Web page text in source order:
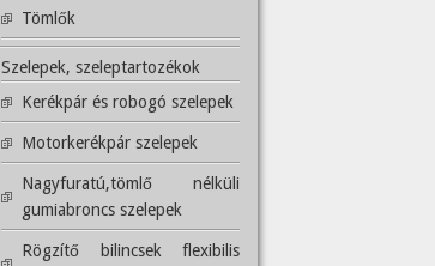
Tömlők
Szelepek, szeleptartozékok
Kerékpár és robogó szelepek
Motorkerékpár szelepek
Nagyfuratú,tömlő nélküli
gumiabroncs szelepek
Rögzítő bilincsek flexibilis